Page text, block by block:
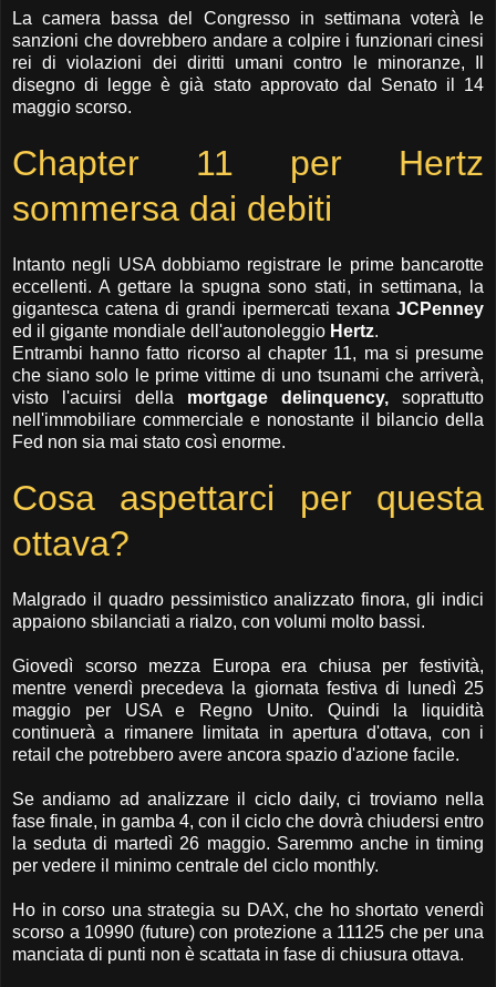
La camera bassa del Congresso in settimana voterà le
sanzioni che dovrebbero andare a colpire i funzionari cinesi
rei di violazioni dei diritti umani contro le minoranze, Il
disegno di legge è già stato approvato dal Senato il 14
maggio scorso.
Chapter 11 per Hertz
sommersa dai debiti
Intanto negli USA dobbiamo registrare le prime bancarotte
eccellenti. A gettare la spugna sono stati, in settimana, la
gigantesca catena di grandi ipermercati texana JCPenney
ed il gigante mondiale dell'autonoleggio Hertz.
Entrambi hanno fatto ricorso al chapter 11, ma si presume
che siano solo le prime vittime di uno tsunami che arriverà,
visto l'acuirsi della mortgage delinquency, soprattutto
nell'immobiliare commerciale e nonostante il bilancio della
Fed non sia mai stato così enorme.
Cosa aspettarci per questa
ottava?
Malgrado il quadro pessimistico analizzato finora, gli indici
appaiono sbilanciati a rialzo, con volumi molto bassi.
Giovedì scorso mezza Europa era chiusa per festività,
mentre venerdì precedeva la giornata festiva di lunedì 25
maggio per USA e Regno Unito. Quindi la liquidità
continuerà a rimanere limitata in apertura d'ottava, con i
retail che potrebbero avere ancora spazio d'azione facile.
Se andiamo ad analizzare il ciclo daily, ci troviamo nella
fase finale, in gamba 4, con il ciclo che dovrà chiudersi entro
la seduta di martedì 26 maggio. Saremmo anche in timing
per vedere il minimo centrale del ciclo monthly.
Ho in corso una strategia su DAX, che ho shortato venerdì
scorso a 10990 (future) con protezione a 11125 che per una
manciata di punti non è scattata in fase di chiusura ottava.